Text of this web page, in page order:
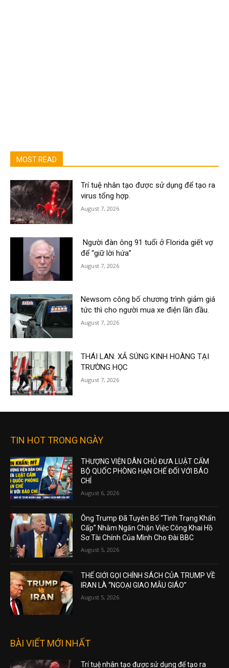
MOST READ
Trí tuệ nhân tạo được sử dụng để tạo ra
virus tổng hợp.
August 7, 2026
Người đàn ông 91 tuổi ở Florida giết vợ
để “giữ lời hứa”
August 7, 2026
Newsom công bố chương trình giảm giá
tức thì cho người mua xe điện lần đầu.
August 7, 2026
THÁI LAN: XẢ SÚNG KINH HOÀNG TẠI
TRƯỜNG HỌC
August 7, 2026
TIN HOT TRONG NGÀY
THƯỢNG VIỆN DÂN CHỦ ĐƯA LUẬT CẤM
BỘ QUỐC PHÒNG HẠN CHẾ ĐỐI VỚI BÁO
CHÍ
August 6, 2026
Ông Trump Đã Tuyên Bố “Tình Trạng Khẩn
Cấp” Nhằm Ngăn Chặn Việc Công Khai Hồ
Sơ Tài Chính Của Mình Cho Đài BBC
August 5, 2026
THẾ GIỚI GỌI CHÍNH SÁCH CỦA TRUMP VỀ
IRAN LÀ “NGOẠI GIAO MẪU GIÁO”
August 5, 2026
BÀI VIẾT MỚI NHẤT
Trí tuệ nhân tạo được sử dụng để tạo ra